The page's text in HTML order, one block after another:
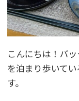
こんにちは！バ
を泊まり歩いて
す。